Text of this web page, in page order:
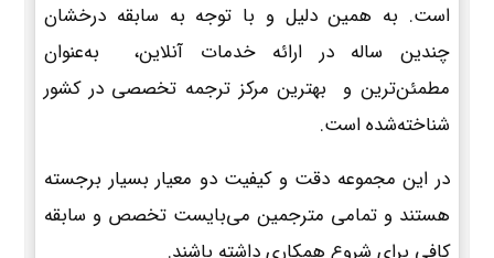
است. به همین دلیل و با توجه به سابقه درخشان
چندین ساله در ارائه خدمات آنلاین، به‌عنوان
مطمئن‌ترین و بهترین مرکز ترجمه تخصصی در کشور
شناخته‌شده است.
در این مجموعه دقت و کیفیت دو معیار بسیار برجسته
هستند و تمامی مترجمین می‌بایست تخصص و سابقه
کافی برای شروع همکاری داشته باشند.